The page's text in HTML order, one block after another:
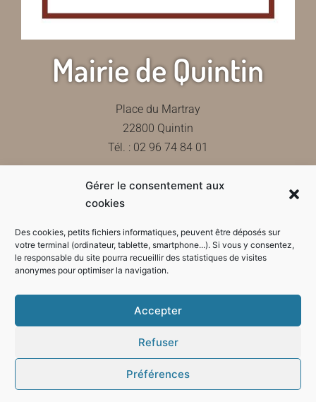
Gérer le consentement aux
cookies
Des cookies, petits fichiers informatiques, peuvent être déposés sur
votre terminal (ordinateur, tablette, smartphone...). Si vous y consentez,
le responsable du site pourra recueillir des statistiques de visites
anonymes pour optimiser la navigation.
Accepter
Refuser
Préférences
Mairie de Quintin
Place du Martray
22800 Quintin
Tél. : 02 96 74 84 01
Contactez-nous
Horaires d'ouverture de la mairie
Mode sombre :